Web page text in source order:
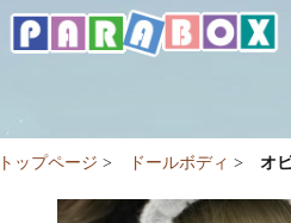
トップページ > ドールボディ > オ